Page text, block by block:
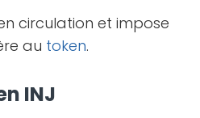
circulation et impose
au token.
INJ